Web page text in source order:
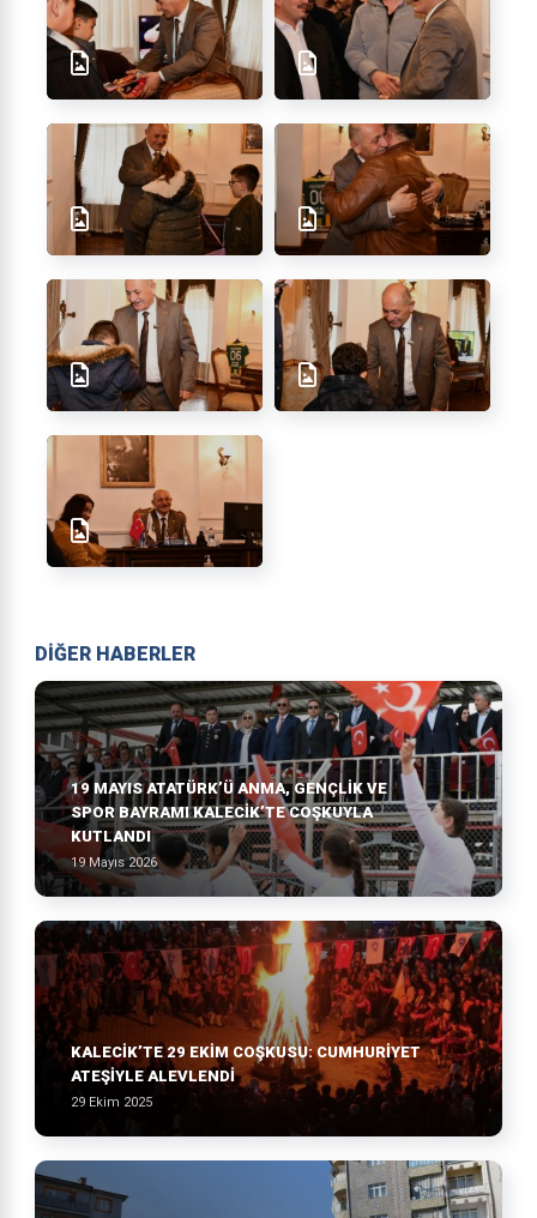
DİĞER HABERLER
19 MAYIS ATATÜRK’Ü ANMA, GENÇLIK VE
SPOR BAYRAMI KALECIK’TE COŞKUYLA
KUTLANDI
19 Mayıs 2026
KALECİK’TE 29 EKİM COŞKUSU: CUMHURİYET
ATEŞİYLE ALEVLENDİ
29 Ekim 2025